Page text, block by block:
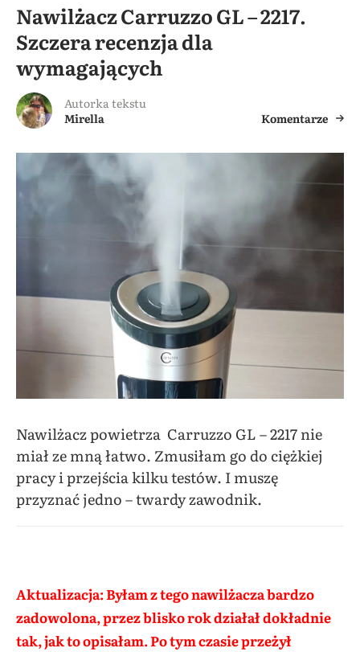
Nawilżacz Carruzzo GL – 2217.
Szczera recenzja dla
wymagających
Autorka tekstu
Mirella
Komentarze
Nawilżacz powietrza Carruzzo GL – 2217nie
miał ze mną łatwo. Zmusiłam go do ciężkiej
pracy i przejścia kilku testów. I muszę
przyznać jedno – twardy zawodnik.
Aktualizacja: Byłam z tego nawilżacza bardzo
zadowolona, przez blisko rok działał dokładnie
tak, jak to opisałam. Po tym czasie przeżył